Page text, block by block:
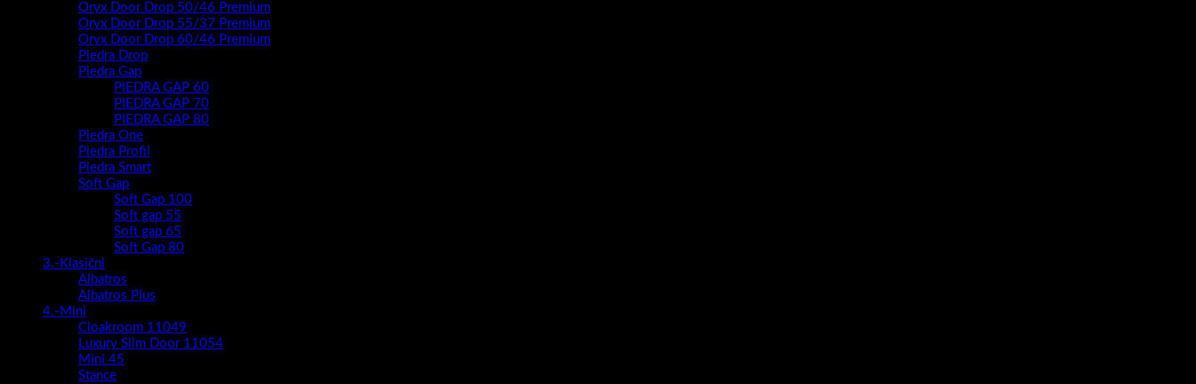
Oryx Door Drop 50/46 Premium
Oryx Door Drop 55/37 Premium
Oryx Door Drop 60/46 Premium
Piedra Drop
Piedra Gap
PIEDRA GAP 60
PIEDRA GAP 70
PIEDRA GAP 80
Piedra One
Piedra Profil
Piedra Smart
Soft Gap
Soft Gap 100
Soft gap 55
Soft gap 65
Soft Gap 80
3.-Klasični
Albatros
Albatros Plus
4.-Mini
Cloakroom 11049
Luxury Slim Door 11054
Mini 45
Stance